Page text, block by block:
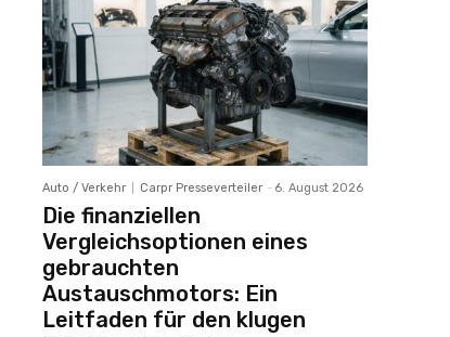
Auto / Verkehr Carpr Presseverteiler - 6. August 2026
Die finanziellen
Vergleichsoptionen eines
gebrauchten
Austauschmotors: Ein
Leitfaden für den klugen